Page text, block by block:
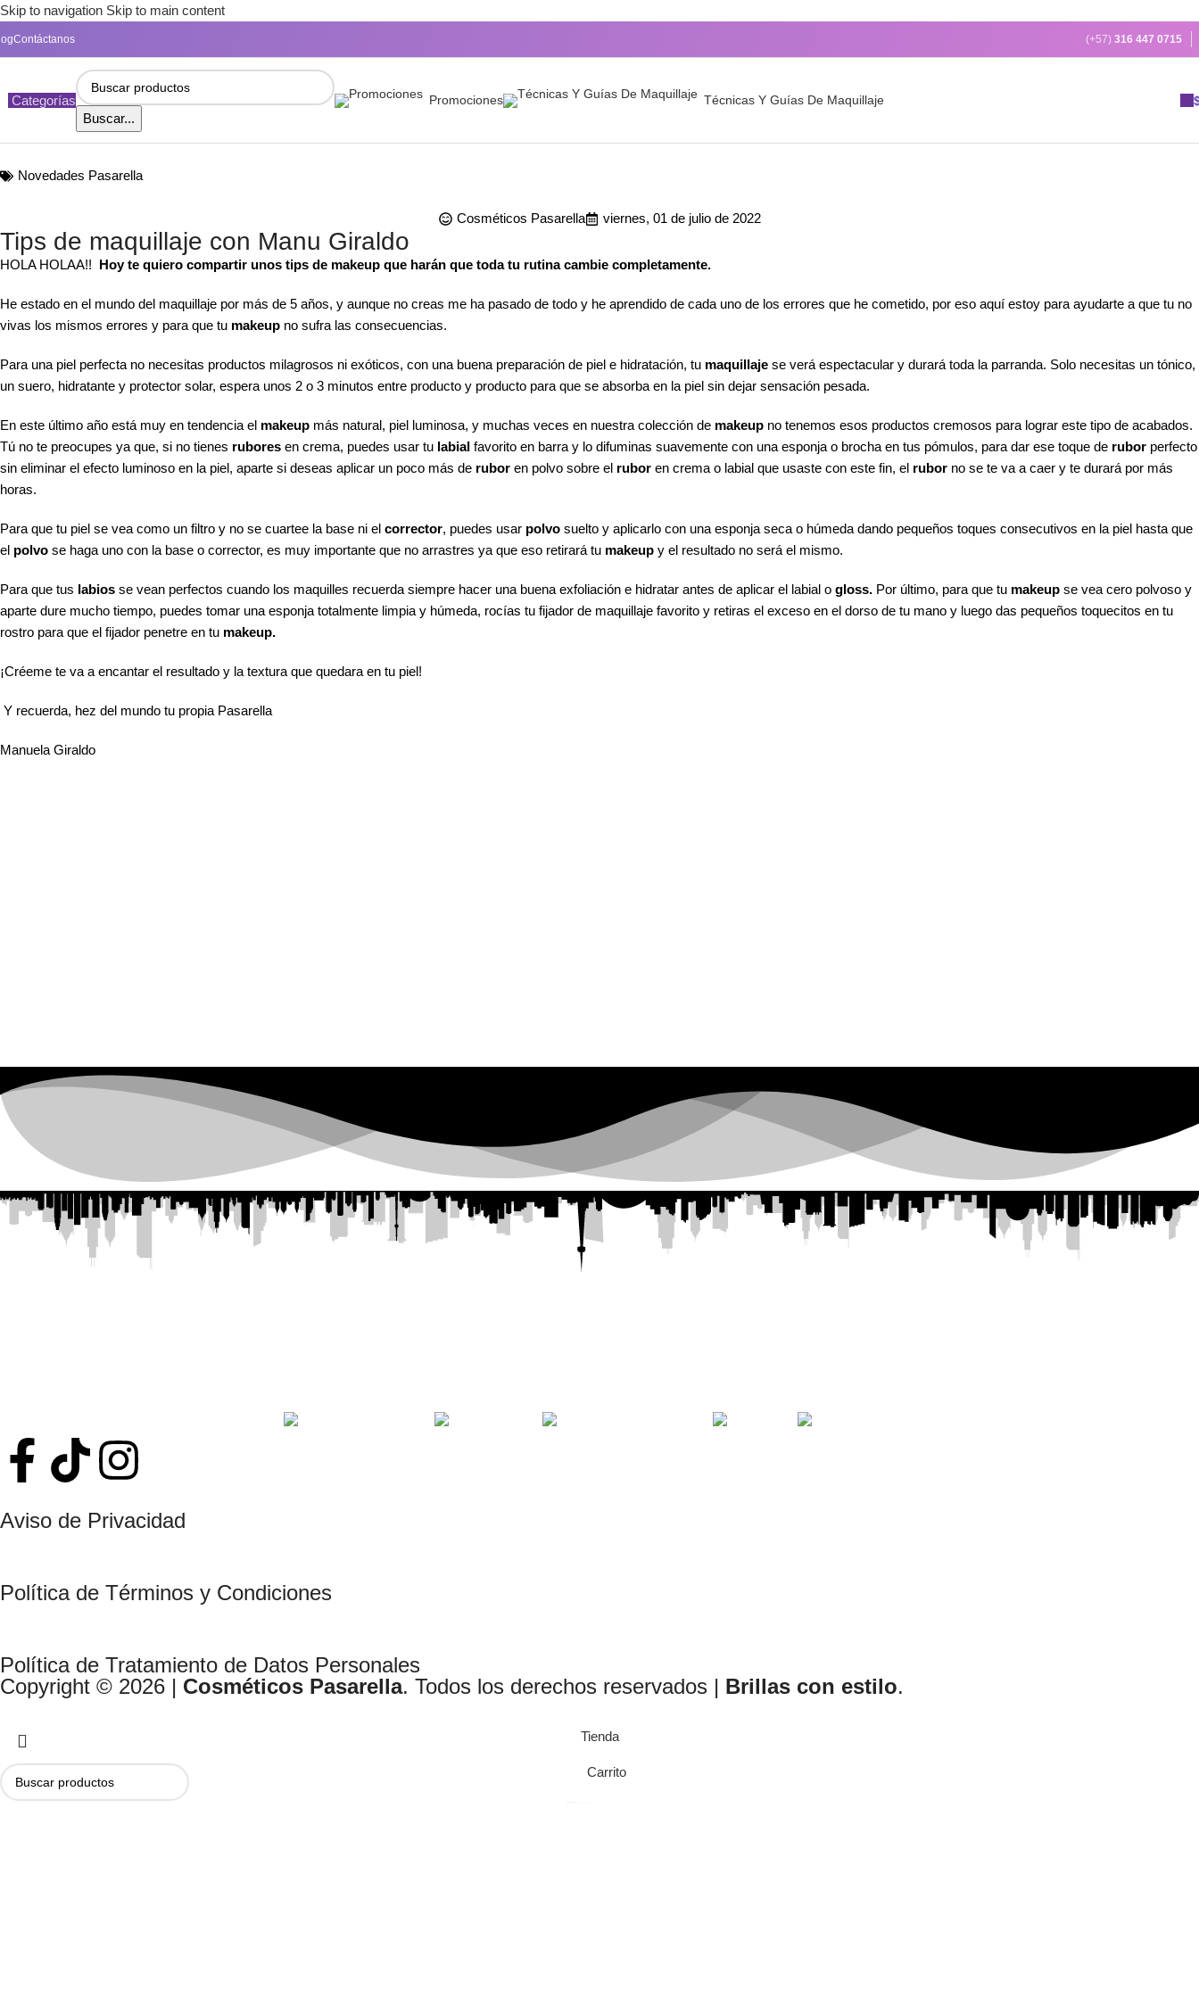
Skip to navigation Skip to main content
Contáctanos (+57) 316 447 0715
Categorías
Buscar...
Promociones Técnicas Y Guías De Maquillaje
Novedades Pasarella
Cosméticos Pasarella viernes, 01 de julio de 2022
Tips de maquillaje con Manu Giraldo
HOLA HOLAA!! Hoy te quiero compartir unos tips de makeup que harán que toda tu rutina cambie completamente.
He estado en el mundo del maquillaje por más de 5 años, y aunque no creas me ha pasado de todo y he aprendido de cada uno de los errores que he cometido, por eso aquí estoy para ayudarte a que tu no
vivas los mismos errores y para que tu makeup no sufra las consecuencias.
Para una piel perfecta no necesitas productos milagrosos ni exóticos, con una buena preparación de piel e hidratación, tu maquillaje se verá espectacular y durará toda la parranda. Solo necesitas un tónico,
un suero, hidratante y protector solar, espera unos 2 o 3 minutos entre producto y producto para que se absorba en la piel sin dejar sensación pesada.
En este último año está muy en tendencia el makeup más natural, piel luminosa, y muchas veces en nuestra colección de makeup no tenemos esos productos cremosos para lograr este tipo de acabados.
Tú no te preocupes ya que, si no tienes rubores en crema, puedes usar tu labial favorito en barra y lo difuminas suavemente con una esponja o brocha en tus pómulos, para dar ese toque de rubor perfecto
sin eliminar el efecto luminoso en la piel, aparte si deseas aplicar un poco más de rubor en polvo sobre el rubor en crema o labial que usaste con este fin, el rubor no se te va a caer y te durará por más
horas.
Para que tu piel se vea como un filtro y no se cuartee la base ni el corrector, puedes usar polvo suelto y aplicarlo con una esponja seca o húmeda dando pequeños toques consecutivos en la piel hasta que
el polvo se haga uno con la base o corrector, es muy importante que no arrastres ya que eso retirará tu makeup y el resultado no será el mismo.
Para que tus labios se vean perfectos cuando los maquilles recuerda siempre hacer una buena exfoliación e hidratar antes de aplicar el labial o gloss. Por último, para que tu makeup se vea cero polvoso y
aparte dure mucho tiempo, puedes tomar una esponja totalmente limpia y húmeda, rocías tu fijador de maquillaje favorito y retiras el exceso en el dorso de tu mano y luego das pequeños toquecitos en tu
rostro para que el fijador penetre en tu makeup.
¡Créeme te va a encantar el resultado y la textura que quedara en tu piel!
Y recuerda, hez del mundo tu propia Pasarella
Manuela Giraldo
Aviso de Privacidad
Política de Términos y Condiciones
Política de Tratamiento de Datos Personales
Copyright © 2026 | Cosméticos Pasarella. Todos los derechos reservados | Brillas con estilo.
Tienda
Carrito